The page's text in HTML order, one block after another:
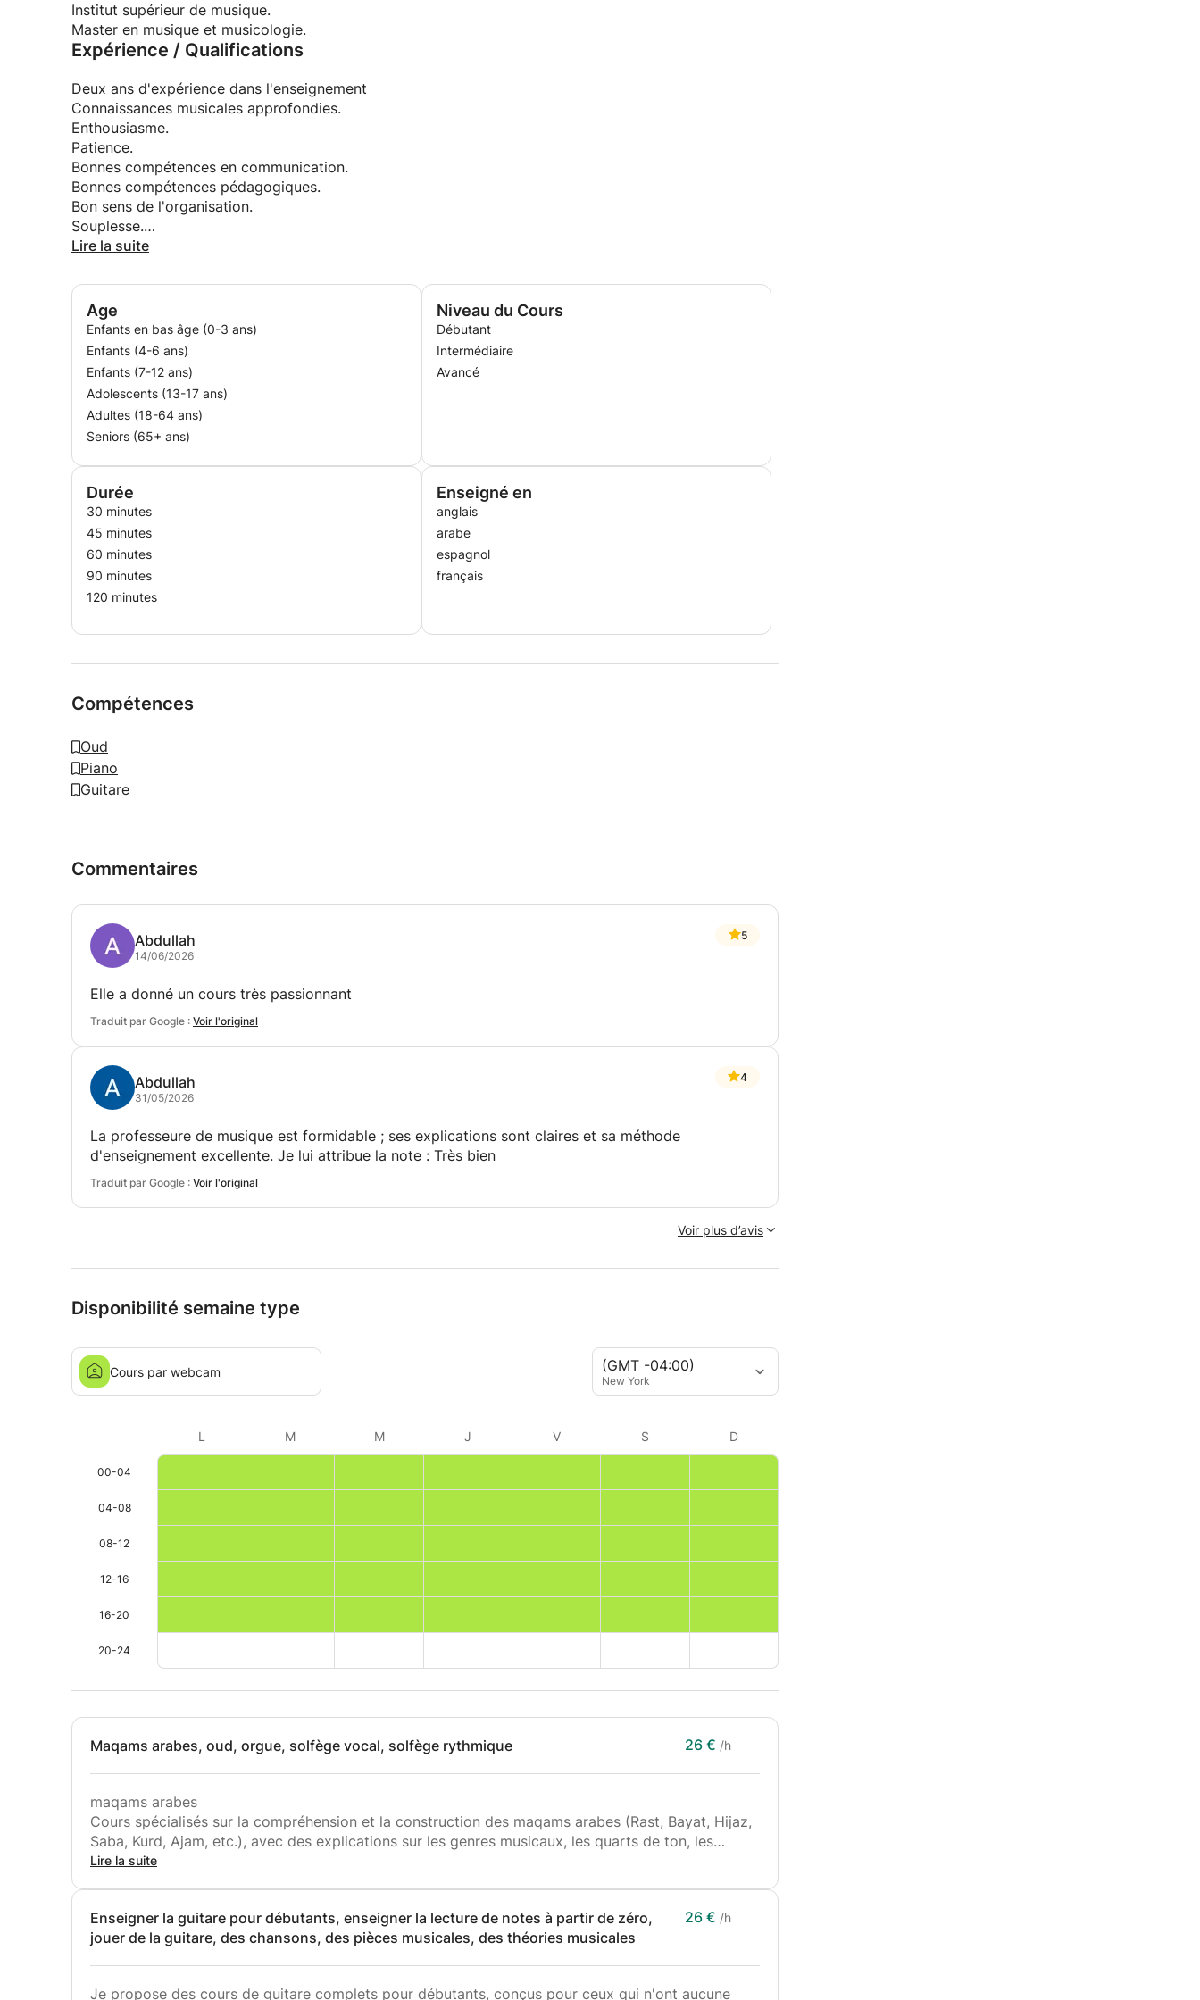
معلمة موسيقى لدي rue
متخرجة من المعهد العالي للموسيقى
Institut supérieur de musique.
Master en musique et musicologie.
Expérience / Qualifications
Deux ans d'expérience dans l'enseignement
Connaissances musicales approfondies.
Enthousiasme.
Patience.
Bonnes compétences en communication.
Bonnes compétences pédagogiques.
Bon sens de l'organisation.
Souplesse.
Compétences motivationnelles.
Lire la suite
Age
Enfants en bas âge (0-3 ans)
Enfants (4-6 ans)
Enfants (7-12 ans)
Adolescents (13-17 ans)
Adultes (18-64 ans)
Seniors (65+ ans)
Niveau du Cours
Débutant
Intermédiaire
Avancé
Durée
30 minutes
45 minutes
60 minutes
90 minutes
120 minutes
Enseigné en
anglais
arabe
espagnol
français
Compétences
Oud
Piano
Guitare
Commentaires
Abdullah
14/06/2026
5
Elle a donné un cours très passionnant
Traduit par Google : Voir l'original
Abdullah
31/05/2026
4
La professeure de musique est formidable ; ses explications sont claires et sa méthode
d'enseignement excellente. Je lui attribue la note : Très bien
Traduit par Google : Voir l'original
Voir plus d’avis
Disponibilité semaine type
(GMT -04:00)
New York
Cours par webcam
L M M J V S D
00-04
04-08
08-12
12-16
16-20
20-24
Maqams arabes, oud, orgue, solfège vocal, solfège rythmique 26 € /h
maqams arabes
Cours spécialisés sur la compréhension et la construction des maqams arabes (Rast, Bayat, Hijaz,
Saba, Kurd, Ajam, etc.), avec des explications sur les genres musicaux, les quarts de ton, les
transitions de maqam et l'application pratique au chant et au jeu.
Oud
Apprenez les bases et les techniques du jeu du oud :
Lire la suite
Enseigner la guitare pour débutants, enseigner la lecture de notes à partir de zéro,
jouer de la guitare, des chansons, des pièces musicales, des théories musicales
26 € /h
Je propose des cours de guitare complets pour débutants, conçus pour ceux qui n'ont aucune